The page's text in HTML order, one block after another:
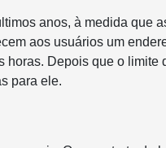
anos, à medida que
aos usuários um
Depois que o limite
para ele.